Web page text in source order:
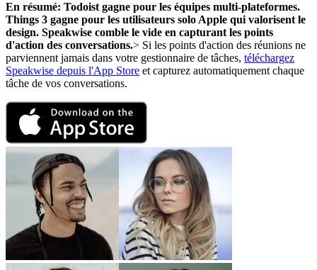
En résumé: Todoist gagne pour les équipes multi-plateformes.
Things 3 gagne pour les utilisateurs solo Apple qui valorisent le
design. Speakwise comble le vide en capturant les points
d'action des conversations.> Si les points d'action des réunions ne
parviennent jamais dans votre gestionnaire de tâches, téléchargez
Speakwise depuis l'App Store et capturez automatiquement chaque
tâche de vos conversations.